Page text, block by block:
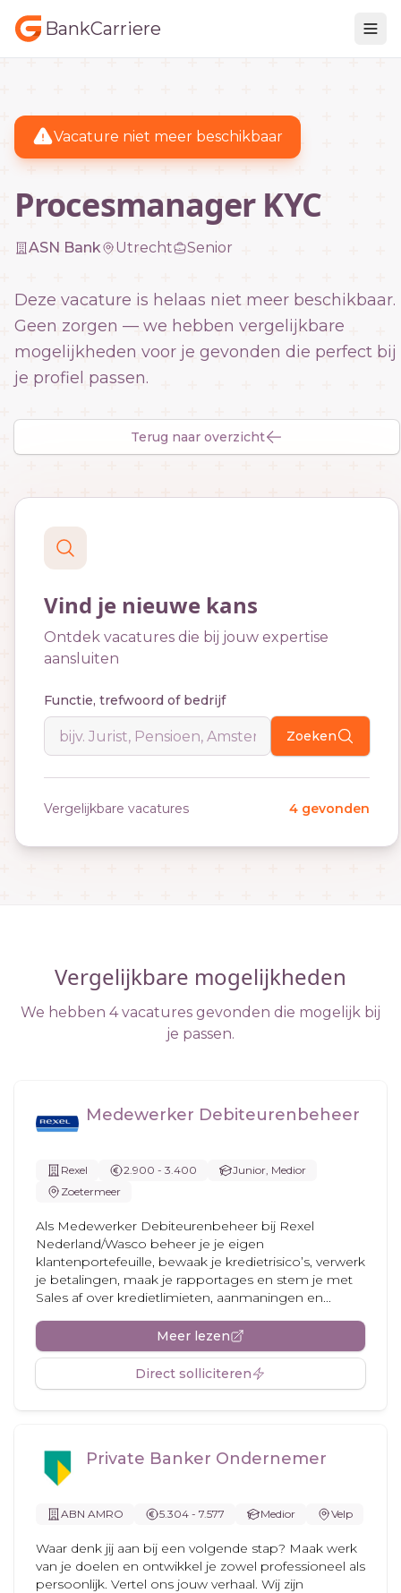
BankCarriere
Vacature niet meer beschikbaar
Procesmanager KYC
ASN Bank Utrecht Senior
Deze vacature is helaas niet meer beschikbaar.
Geen zorgen — we hebben vergelijkbare
mogelijkheden voor je gevonden die perfect bij
je profiel passen.
Terug naar overzicht
Vind je nieuwe kans
Ontdek vacatures die bij jouw expertise
aansluiten
Functie, trefwoord of bedrijf
Zoeken
Vergelijkbare vacatures 4 gevonden
Vergelijkbare mogelijkheden
We hebben 4 vacatures gevonden die mogelijk bij
je passen.
Medewerker Debiteurenbeheer
Rexel 2.900 - 3.400
Junior, Medior
Zoetermeer
Als Medewerker Debiteurenbeheer bij Rexel
Nederland/Wasco beheer je je eigen
klantenportefeuille, bewaak je kredietrisico’s, verwerk
je betalingen, maak je rapportages en stem je met
Sales af over kredietlimieten, aanmaningen en...
Meer lezen
Direct solliciteren
Private Banker Ondernemer
ABN AMRO 5.304 - 7.577 Medior Velp
Waar denk jij aan bij een volgende stap? Maak werk
van je doelen en ontwikkel je zowel professioneel als
persoonlijk. Vertel ons jouw verhaal. Wij zijn